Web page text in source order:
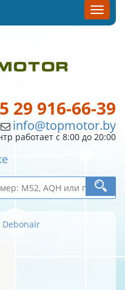
29 916-66-39
info@topmotor.by
работает с 8:00 до 20:00
Debonair